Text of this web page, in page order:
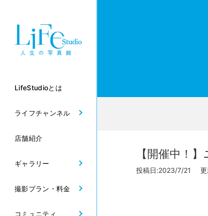
LifeStudioとは
ライフチャンネル
店舗紹介
ギャラリー
撮影プラン・料金
コミュニティ
【開催中！
投稿日:2023/7/21 更